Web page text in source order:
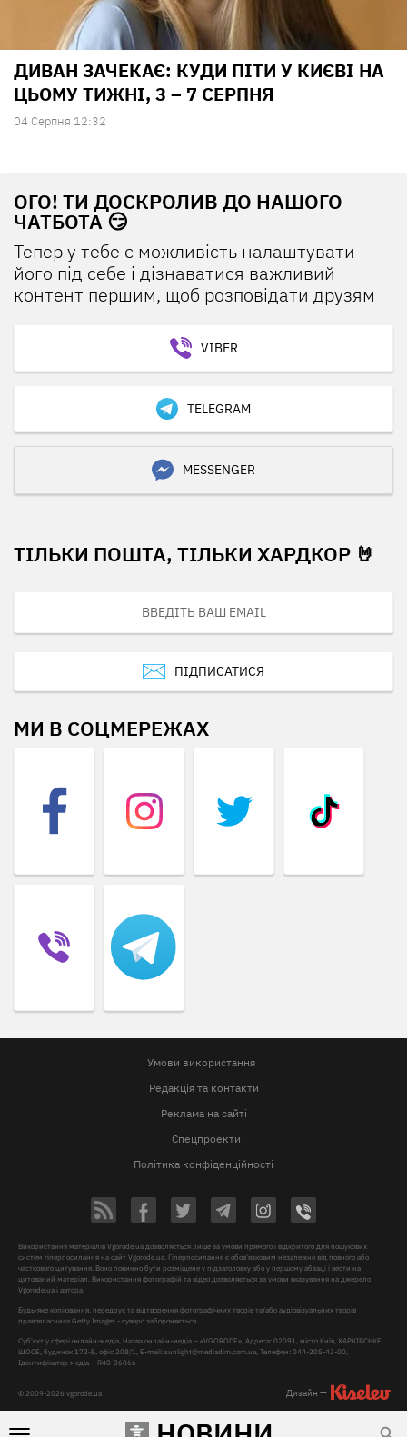
ДИВАН ЗАЧЕКАЄ: КУДИ ПІТИ У КИЄВІ НА
ЦЬОМУ ТИЖНІ, 3 – 7 СЕРПНЯ
04 Серпня 12:32
ОГО! ТИ ДОСКРОЛИВ ДО НАШОГО
ЧАТБОТА 😏
Тепер у тебе є можливість налаштувати
його під себе і дізнаватися важливий
контент першим, щоб розповідати друзям
VIBER
TELEGRAM
MESSENGER
ТІЛЬКИ ПОШТА, ТІЛЬКИ ХАРДКОР 🤘
ПІДПИСАТИСЯ
МИ В СОЦМЕРЕЖАХ
Умови використання
Редакція та контакти
Реклама на сайті
Спецпроекти
Політика конфіденційності
© 2009-2026 vgorode.ua
Використання матеріалів Vgorode.ua дозволяється лише за умови прямого і відкритого для пошукових
систем гіперпосилання на сайт Vgorode.ua. Гіперпосилання є обов'язковим незалежно від повного або
часткового цитування. Воно повинно бути розміщене у підзаголовку або у першому абзаці і вести на
цитований матеріал. Використання фотографій та відео дозволяється за умови вказування на джерело
Vgorode.ua і автора.
Будь-яке копіювання, передрук та відтворення фотографічних творів та/або аудіовізуальних творів
правовласника Getty Images - суворо забороняється.
Суб'єкт у сфері онлайн-медіа, Назва онлайн-медіа – «VGORODE», Адреса: 02091, місто Київ, ХАРКІВСЬКЕ
ШОСЕ, будинок 172-Б, офіс 208/1, E-mail:sunlight@mediadim.com.ua , Телефон: 044-205-43-00,
Ідентифікатор медіа – R40-06066
Дизайн —